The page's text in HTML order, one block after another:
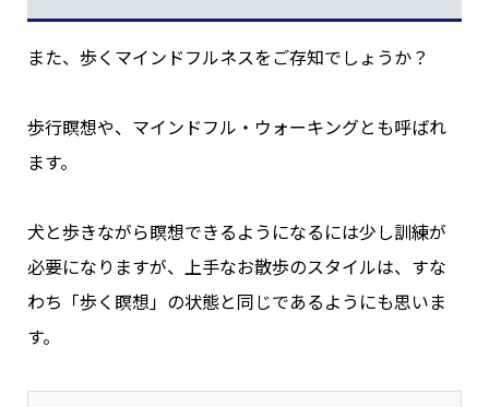
また、歩くマインドフルネスをご存知でしょうか？
歩行瞑想や、マインドフル・ウォーキングとも呼ばれ
ます。
犬と歩きながら瞑想できるようになるには少し訓練が
必要になりますが、上手なお散歩のスタイルは、すな
わち「歩く瞑想」の状態と同じであるようにも思いま
す。